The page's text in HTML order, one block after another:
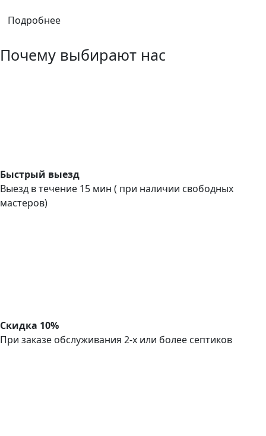
Подробнее
Почему выбирают нас
Быстрый выезд
Выезд в течение 15 мин ( при наличии свободных
мастеров)
Скидка 10%
При заказе обслуживания 2-х или более септиков